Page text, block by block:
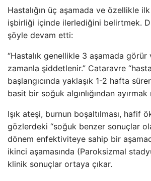
Hastalığın üç aşamada ve özellikle
işbirliği içinde ilerlediğini belirtmek.
şöyle devam etti:
“Hastalık genellikle 3 aşamada
zamanla şiddetlenir.” Cataravre
başlangıcında yaklaşık 1-2 hafta
basit bir soğuk algınlığından
Işık ateşi, burnun boşaltılması, hafif
gözlerdeki “soğuk benzer sonuçlar
dönem enfektiviteye sahip bir
ikinci aşamasında (Paroksizmal
klinik sonuçlar ortaya çıkar.